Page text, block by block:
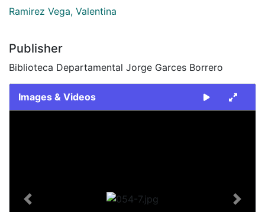
Ramirez Vega, Valentina
Publisher
Biblioteca Departamental Jorge Garces Borrero
Images & Videos
Previous Next